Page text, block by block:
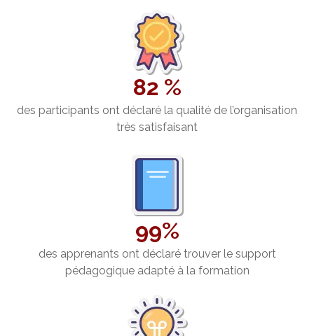
82 %
des participants ont déclaré la qualité de l’organisation
très satisfaisant
99%
des apprenants ont déclaré trouver le support
pédagogique adapté à la formation